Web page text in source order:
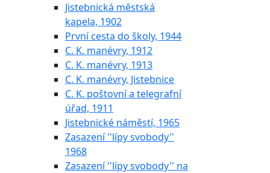
Jistebnická městská
kapela, 1902
První cesta do školy, 1944
C. K. manévry, 1912
C. K. manévry, 1913
C. K. manévry, Jistebnice
C. K. poštovní a telegrafní
úřad, 1911
Jistebnické náměstí, 1965
Zasazení ''lípy svobody''
1968
Zasazení ''lípy svobody'' na